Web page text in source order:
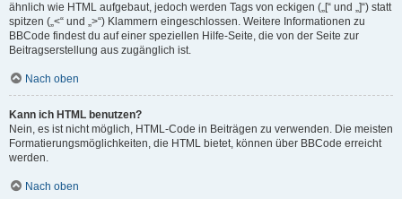
ähnlich wie HTML aufgebaut, jedoch werden Tags von eckigen („[“ und „]“) statt
spitzen („<“ und „>“) Klammern eingeschlossen. Weitere Informationen zu
BBCode findest du auf einer speziellen Hilfe-Seite, die von der Seite zur
Beitragserstellung aus zugänglich ist.
Nach oben
Kann ich HTML benutzen?
Nein, es ist nicht möglich, HTML-Code in Beiträgen zu verwenden. Die meisten
Formatierungsmöglichkeiten, die HTML bietet, können über BBCode erreicht
werden.
Nach oben